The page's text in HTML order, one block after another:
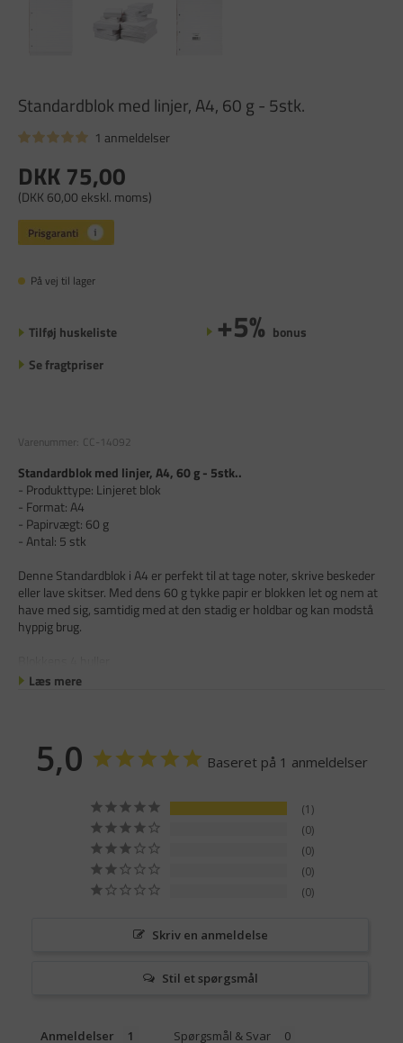
Standardblok med linjer, A4, 60 g - 5stk.
1 anmeldelser
DKK 75,00
(DKK 60,00 ekskl. moms)
På vej til lager
Tilføj huskeliste +5% bonus
Se fragtpriser
Varenummer: CC-14092
Standardblok med linjer, A4, 60 g - 5stk..
- Produkttype: Linjeret blok
- Format: A4
- Papirvægt: 60 g
- Antal: 5 stk
Denne Standardblok i A4 er perfekt til at tage noter, skrive beskeder
eller lave skitser. Med dens 60 g tykke papir er blokken let og nem at
have med sig, samtidig med at den stadig er holdbar og kan modstå
hyppig brug.
Læs mere
5,0 Baseret på 1 anmeldelser
1
0
0
0
0
Skriv en anmeldelse
Stil et spørgsmål
Anmeldelser Spørgsmål & Svar